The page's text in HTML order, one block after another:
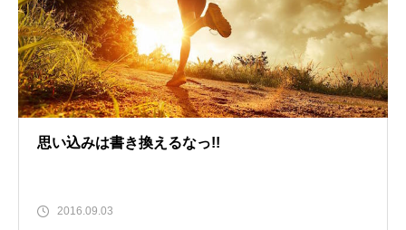
思い込みは書き換えるなっ!!
2016.09.03